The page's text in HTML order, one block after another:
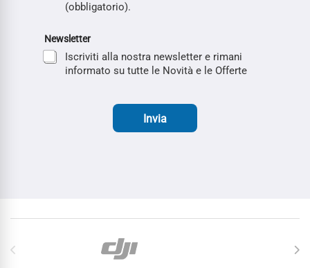
(obbligatorio).
Newsletter
Iscriviti alla nostra newsletter e rimani
informato su tutte le Novità e le Offerte
Invia